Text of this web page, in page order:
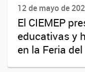
12 de mayo de
El CIEMEP
educativas y
en la Feria